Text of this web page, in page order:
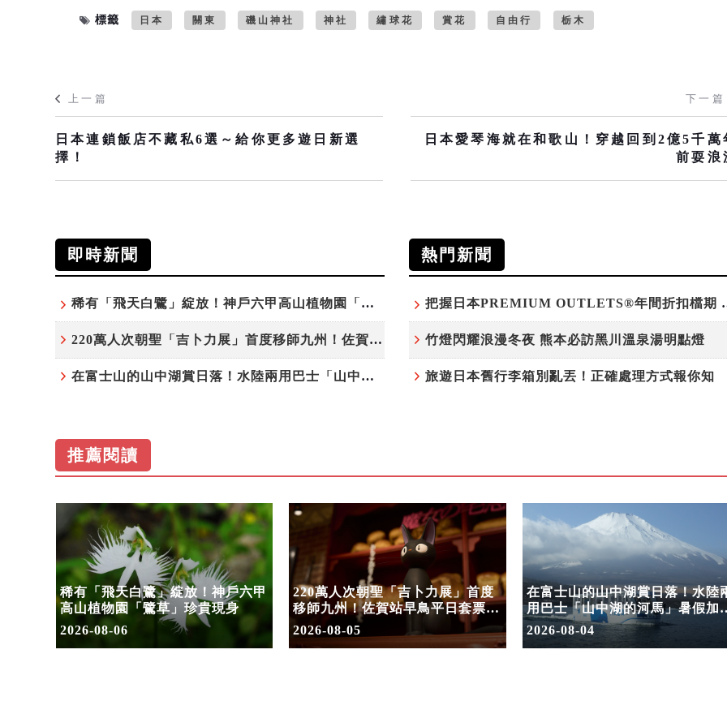
標籤 日本 關東 磯山神社 神社 繡球花 賞花 自由行 栃木
上一篇
日本連鎖飯店不藏私6選～給你更多遊日新選
擇！
下一篇
日本愛琴海就在和歌山！穿越回到2億5千萬
前耍浪
即時新聞
稀有「飛天白鷺」綻放！神戶六甲高山植物園「鷺草」珍貴現身
220萬人次朝聖「吉卜力展」首度移師九州！佐賀站早鳥平日套票8/10搶先開賣
在富士山的山中湖賞日落！水陸兩用巴士「山中湖的河馬」暑假加開夕陽班次
熱門新聞
把握日本
竹燈閃耀浪漫冬夜 熊本必訪黑川溫泉湯明點燈
旅遊日本舊行李箱別亂丟！正確處理方式報你知
推薦閱讀
稀有「飛天白鷺」綻放！神戶六甲
高山植物園「鷺草」珍貴現身
2026-08-06
220萬人次朝聖「吉卜力展」首度
移師九州！佐賀站早鳥平日套票
8/10搶先開賣
2026-08-05
在富士山的山中湖賞日落！水陸
用巴士「山中湖的河馬」暑假加
夕陽班次
2026-08-04